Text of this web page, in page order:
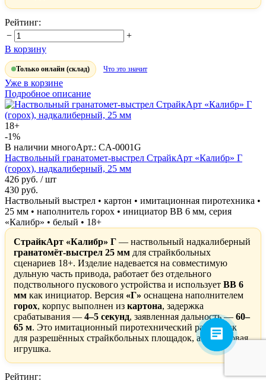
Рейтинг:
−
+
В корзину
Только онлайн (склад) Что это значит
Уже в корзине
Подробное описание
18+
-1%
В наличии многоАрт.: CA-0001G
Наствольный гранатомет-выстрел СтрайкАрт «Калибр» Г
(горох), надкалиберный, 25 мм
426 руб. / шт
430 руб.
Наствольный выстрел • картон • имитационная пиротехника •
25 мм • наполнитель горох • инициатор BB 6 мм, серия
«Калибр» • белый • 18+
СтрайкАрт «Калибр» Г — наствольный надкалиберный
гранатомёт-выстрел 25 мм для страйкбольных
сценариев 18+. Изделие надевается на совместимую
дульную часть привода, работает без отдельного
подствольного пускового устройства и использует BB 6
мм как инициатор. Версия «Г» оснащена наполнителем
горох, корпус выполнен из картона, задержка
срабатывания — 4–5 секунд, заявленная дальность — 60–
65 м. Это имитационный пиротехнический расходник
для разрешённых страйкбольных площадок, а не бытовая
игрушка.
Рейтинг: